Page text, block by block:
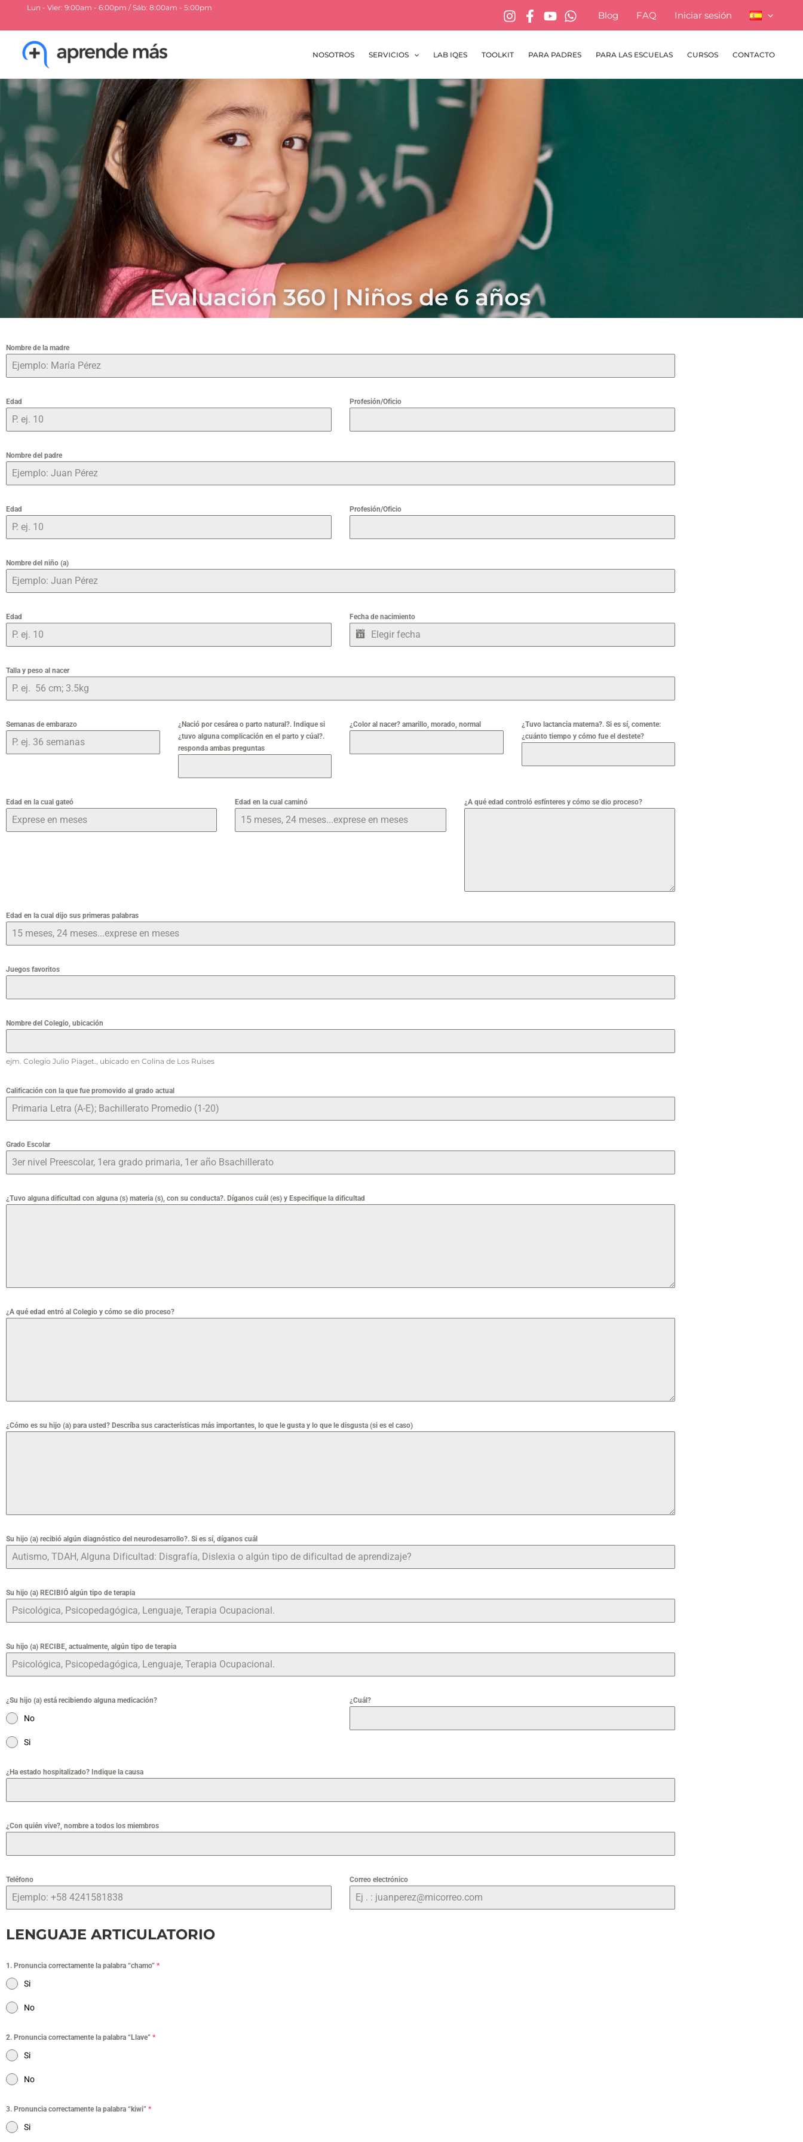
Lun - Vier: 9:00am - 6:00pm / Sáb: 8:00am - 5:00pm
Blog FAQ Iniciar sesión
NOSOTROS SERVICIOS LAB IQES TOOLKIT PARA PADRES PARA LAS ESCUELAS CURSOS CONTACTO
Evaluación 360 | Niños de 6 años
Nombre de la madre
Edad Profesión/Oficio
Nombre del padre
Edad Profesión/Oficio
Nombre del niño (a)
Edad Fecha de nacimiento
Talla y peso al nacer
Semanas de embarazo
¿Nació por cesárea o parto natural?. Indique si
¿tuvo alguna complicación en el parto y cúal?.
responda ambas preguntas
¿Color al nacer? amarillo, morado, normal
¿Tuvo lactancia materna?. Si es sí, comente:
¿cuánto tiempo y cómo fue el destete?
Edad en la cual gateó Edad en la cual caminó ¿A qué edad controló esfínteres y cómo se dio proceso?
Edad en la cual dijo sus primeras palabras
Juegos favoritos
Nombre del Colegio, ubicación
ejm. Colegio Julio Piaget., ubicado en Colina de Los Ruises
Calificación con la que fue promovido al grado actual
Grado Escolar
¿Tuvo alguna dificultad con alguna (s) materia (s), con su conducta?. Díganos cuál (es) y Especifique la dificultad
¿A qué edad entró al Colegio y cómo se dio proceso?
¿Cómo es su hijo (a) para usted? Descríba sus características más importantes, lo que le gusta y lo que le disgusta (si es el caso)
Su hijo (a) recibió algún diagnóstico del neurodesarrollo?. Si es sí, díganos cuál
Su hijo (a) RECIBIÓ algún tipo de terapia
Su hijo (a) RECIBE, actualmente, algún tipo de terapia
¿Su hijo (a) está recibiendo alguna medicación?
No
Si
¿Cuál?
¿Ha estado hospitalizado? Indique la causa
¿Con quién vive?, nombre a todos los miembros
Teléfono Correo electrónico
LENGUAJE ARTICULATORIO
1. Pronuncia correctamente la palabra “chamo” *
Si
No
2. Pronuncia correctamente la palabra “Llave” *
Si
No
3. Pronuncia correctamente la palabra “kiwi” *
Si